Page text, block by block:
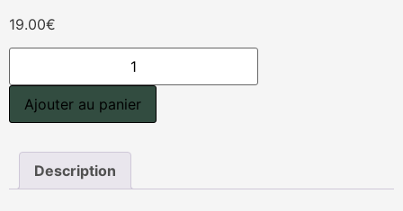
19.00€
quantité
Verrine
façon
tarte
citron
Ajouter au panier
Description